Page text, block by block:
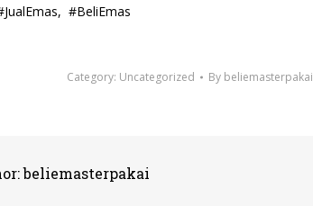
#BeliEmas
Category: Uncategorized By beliemasterpakai
beliemasterpakai